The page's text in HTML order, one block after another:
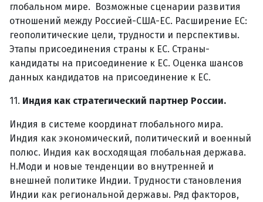
глобальном мире. Возможные сценарии развития
отношений между Россией-США-ЕС. Расширение ЕС:
геополитические цели, трудности и перспективы.
Этапы присоединения страны к ЕС. Страны-
кандидаты на присоединение к ЕС. Оценка шансов
данных кандидатов на присоединение к ЕС.
11. Индия как стратегический партнер России.
Индия в системе координат глобального мира.
Индия как экономический, политический и военный
полюс. Индия как восходящая глобальная держава.
Н.Моди и новые тенденции во внутренней и
внешней политике Индии. Трудности становления
Индии как региональной державы. Ряд факторов,